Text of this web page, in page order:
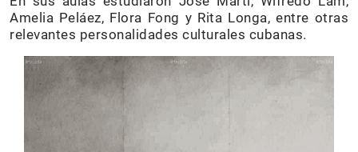
Amelia Peláez, Flora Fong y Rita Longa, entre otras
relevantes personalidades culturales cubanas.